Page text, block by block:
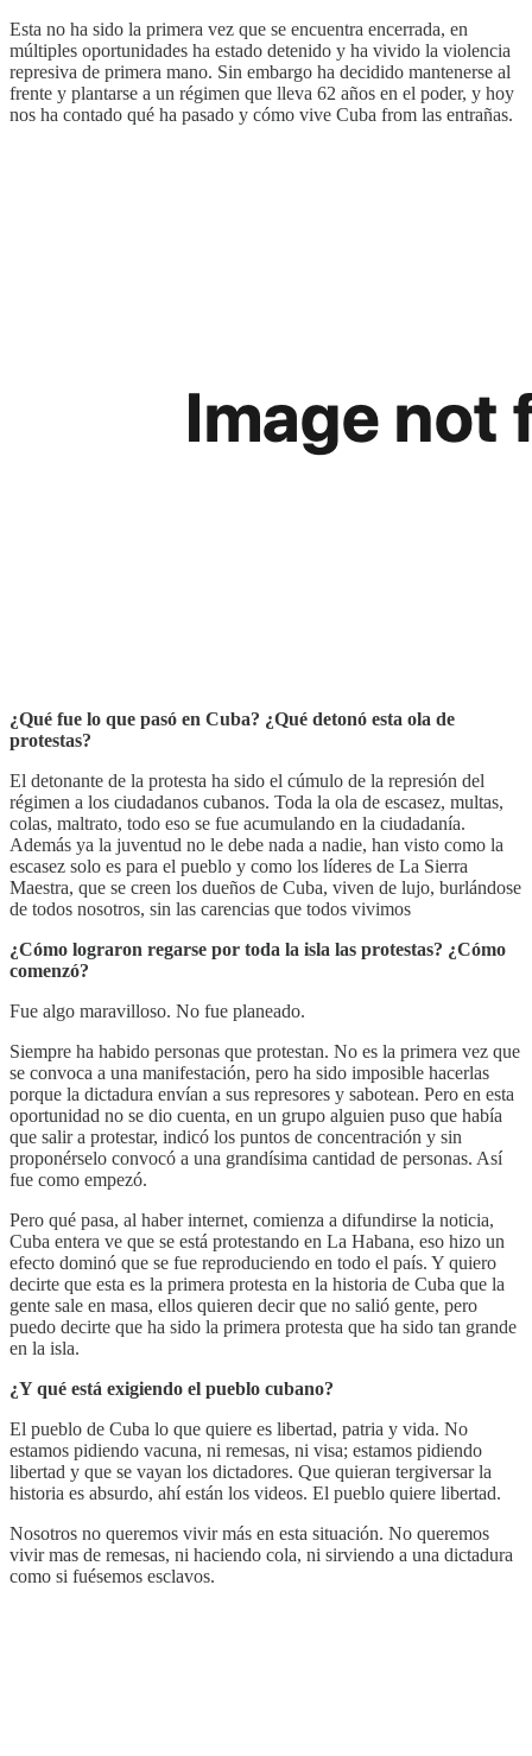
Esta no ha sido la primera vez que se encuentra encerrada, en
múltiples oportunidades ha estado detenido y ha vivido la violencia
represiva de primera mano. Sin embargo ha decidido mantenerse al
frente y plantarse a un régimen que lleva 62 años en el poder, y hoy
nos ha contado qué ha pasado y cómo vive Cuba from las entrañas.
¿Qué fue lo que pasó en Cuba? ¿Qué detonó esta ola de
protestas?
El detonante de la protesta ha sido el cúmulo de la represión del
régimen a los ciudadanos cubanos. Toda la ola de escasez, multas,
colas, maltrato, todo eso se fue acumulando en la ciudadanía.
Además ya la juventud no le debe nada a nadie, han visto como la
escasez solo es para el pueblo y como los líderes de La Sierra
Maestra, que se creen los dueños de Cuba, viven de lujo, burlándose
de todos nosotros, sin las carencias que todos vivimos
¿Cómo lograron regarse por toda la isla las protestas? ¿Cómo
comenzó?
Fue algo maravilloso. No fue planeado.
Siempre ha habido personas que protestan. No es la primera vez que
se convoca a una manifestación, pero ha sido imposible hacerlas
porque la dictadura envían a sus represores y sabotean. Pero en esta
oportunidad no se dio cuenta, en un grupo alguien puso que había
que salir a protestar, indicó los puntos de concentración y sin
proponérselo convocó a una grandísima cantidad de personas. Así
fue como empezó.
Pero qué pasa, al haber internet, comienza a difundirse la noticia,
Cuba entera ve que se está protestando en La Habana, eso hizo un
efecto dominó que se fue reproduciendo en todo el país. Y quiero
decirte que esta es la primera protesta en la historia de Cuba que la
gente sale en masa, ellos quieren decir que no salió gente, pero
puedo decirte que ha sido la primera protesta que ha sido tan grande
en la isla.
¿Y qué está exigiendo el pueblo cubano?
El pueblo de Cuba lo que quiere es libertad, patria y vida. No
estamos pidiendo vacuna, ni remesas, ni visa; estamos pidiendo
libertad y que se vayan los dictadores. Que quieran tergiversar la
historia es absurdo, ahí están los videos. El pueblo quiere libertad.
Nosotros no queremos vivir más en esta situación. No queremos
vivir mas de remesas, ni haciendo cola, ni sirviendo a una dictadura
como si fuésemos esclavos.